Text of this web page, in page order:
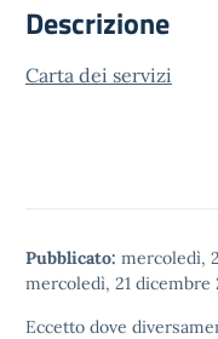
Descrizione
Carta dei servizi
Pubblicato: mercoledì,
mercoledì, 21 dicembre
Eccetto dove